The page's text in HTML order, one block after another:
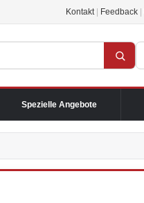
Kontakt Feedback
Spezielle Angebote